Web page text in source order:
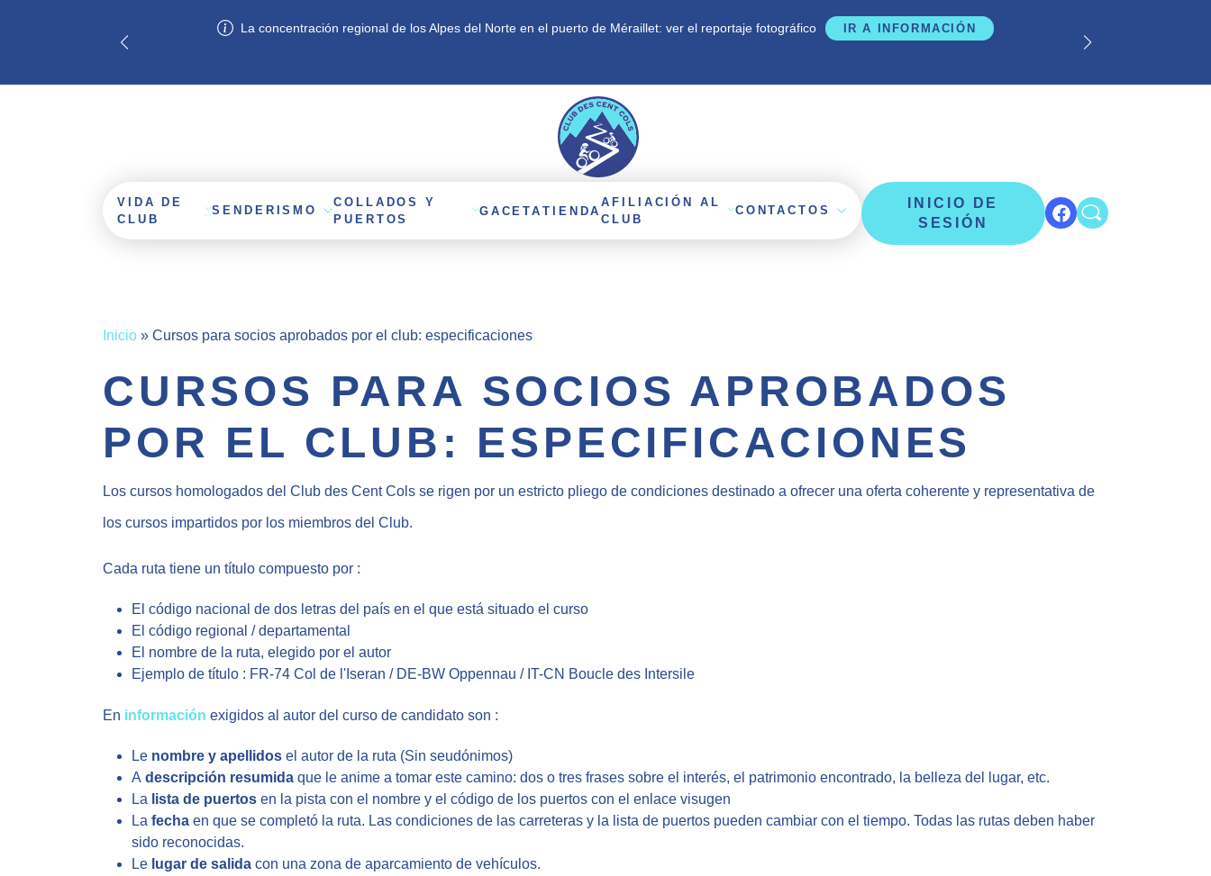
La concentración regional de los Alpes del Norte en el puerto de Méraillet: ver el reportaje fotográfico IR A INFORMACIÓN
VIDA DE
CLUB
SENDERISMO
COLLADOS Y
PUERTOS
GACETATIENDA
AFILIACIÓN AL
CLUB
CONTACTOS
INICIO DE
SESIÓN
Inicio » Cursos para socios aprobados por el club: especificaciones
CURSOS PARA SOCIOS APROBADOS
POR EL CLUB: ESPECIFICACIONES
Los cursos homologados del Club des Cent Cols se rigen por un estricto pliego de condiciones destinado a ofrecer una oferta coherente y representativa de
los cursos impartidos por los miembros del Club.
Cada ruta tiene un título compuesto por :
El código nacional de dos letras del país en el que está situado el curso
El código regional / departamental
El nombre de la ruta, elegido por el autor
Ejemplo de título : FR-74 Col de l'Iseran / DE-BW Oppennau / IT-CN Boucle des Intersile
En información exigidos al autor del curso de candidato son :
Le nombre y apellidos el autor de la ruta (Sin seudónimos)
A descripción resumida que le anime a tomar este camino: dos o tres frases sobre el interés, el patrimonio encontrado, la belleza del lugar, etc.
La lista de puertos en la pista con el nombre y el código de los puertos con el enlace visugen
La fecha en que se completó la ruta. Las condiciones de las carreteras y la lista de puertos pueden cambiar con el tiempo. Todas las rutas deben haber
sido reconocidas.
Le lugar de salida con una zona de aparcamiento de vehículos.